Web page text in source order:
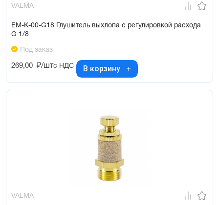
VALMA
EM-K-00-G18 Глушитель выхлопа с регулировкой расхода
G 1/8
Под заказ
269,00 ₽/штс НДС В корзину
VALMA